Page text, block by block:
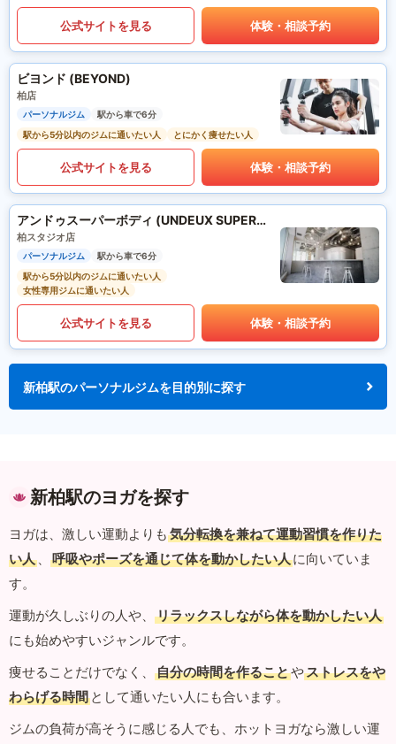
公式サイトを見る 体験・相談予約
ビヨンド (BEYOND)
柏店
パーソナルジム
駅から車で6分
駅から5分以内のジムに通いたい人
とにかく痩せたい人
公式サイトを見る 体験・相談予約
アンドゥスーパーボディ (UNDEUX SUPERBODY)
柏スタジオ店
パーソナルジム
駅から車で6分
駅から5分以内のジムに通いたい人
女性専用ジムに通いたい人
公式サイトを見る 体験・相談予約
新柏駅のパーソナルジムを目的別に探す
新柏駅のヨガを探す
ヨガは、激しい運動よりも 気分転換を兼ねて運動習慣を作りた
い人 、 呼吸やポーズを通じて体を動かしたい人に向いていま
す。
運動が久しぶりの人や、
リラックスしながら体を動かしたい人
にも始めやすいジャンルです。
痩せることだけでなく、
自分の時間を作ることやストレスをや
わらげる時間 として通いたい人にも合います。
ジムの負荷が高そうに感じる人でも、ホットヨガなら激しい運